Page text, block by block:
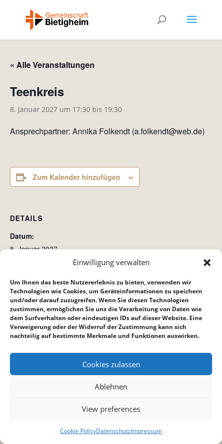
Einwilligung verwalten
Um Ihnen das beste Nutzererlebnis zu bieten, verwenden wir
Technologien wie Cookies, um Geräteinformationen zu speichern
und/oder darauf zuzugreifen. Wenn Sie diesen Technologien
zustimmen, ermöglichen Sie uns die Verarbeitung von Daten wie
dem Surfverhalten oder eindeutigen IDs auf dieser Website. Eine
Verweigerung oder der Widerruf der Zustimmung kann sich
nachteilig auf bestimmte Merkmale und Funktionen auswirken.
Cookies zulassen
Ablehnen
View preferences
Cookie PolicyDatenschutzImpressum
« Alle Veranstaltungen
Teenkreis
8. Januar 2027 um 17:30 bis 19:30
Ansprechpartner: Annika Folkendt (a.folkendt@web.de)
Zum Kalender hinzufügen
DETAILS
Datum:
8. Januar 2027
Crossroad (Crossis) Jugendkreis